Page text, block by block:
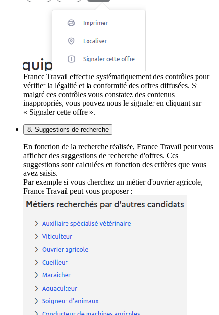
France Travail effectue systématiquement des contrôles pour
vérifier la légalité et la conformité des offres diffusées. Si
malgré ces contrôles vous constatez des contenus
inappropriés, vous pouvez nous le signaler en cliquant sur
« Signaler cette offre ».
8. Suggestions de recherche
En fonction de la recherche réalisée, France Travail peut vous
afficher des suggestions de recherche d'offres. Ces
suggestions sont calculées en fonction des critères que vous
avez saisis.
Par exemple si vous cherchez un métier d'ouvrier agricole,
France Travail peut vous proposer :